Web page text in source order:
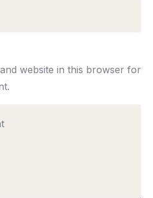
website in this browser for